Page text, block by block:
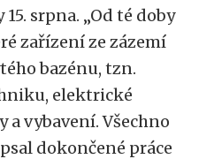
srpna. „Od té doby
zařízení ze zázemí
bazénu, tzn.
elektrické
a vybavení. Všechno
dokončené práce